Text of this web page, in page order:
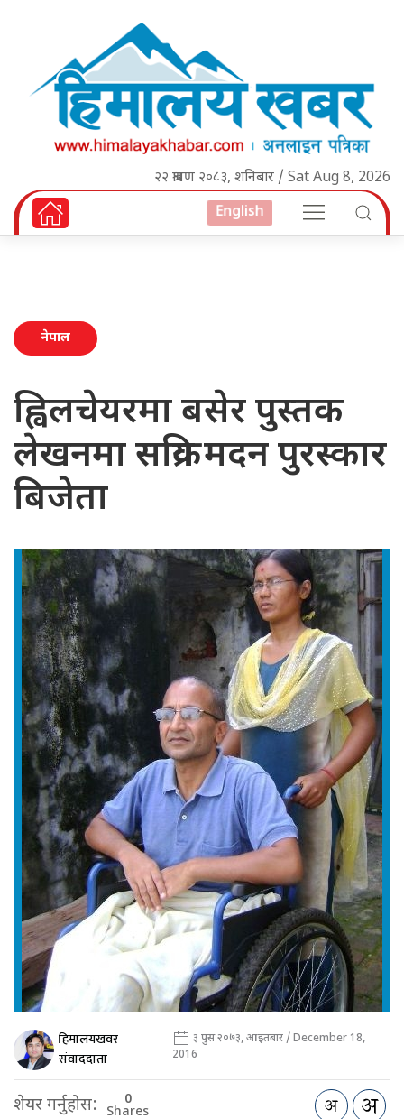
२२ श्रावण २०८३, शनिबार / Sat Aug 8, 2026
English
नेपाल
ह्विलचेयरमा बसेर पुस्तक
लेखनमा सक्रिय मदन पुरस्कार
बिजेता
हिमालयखवर
संवाददाता
३ पुस २०७३, आइतबार / December 18,
2016
शेयर गर्नुहोस: 0
Shares